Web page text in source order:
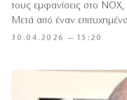
30.04.2026 — 15:20
τους εμφανίσεις στο
Μετά από έναν